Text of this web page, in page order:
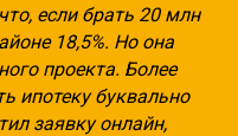
если брать 20 млн
18,5%. Но она
проекта. Более
ипотеку буквально
заявку онлайн,